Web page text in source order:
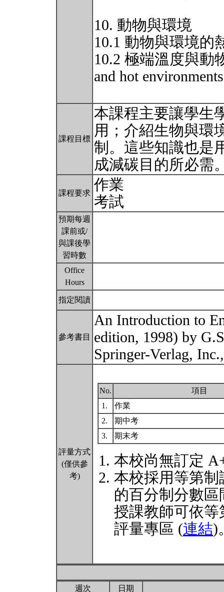
10. 動物與環境
10.1 動物與環境的
10.2 極端溫度與動
and hot
課程目標
本課程主要讓學生
用；介紹生物與環
制。這些知識也是
成減碳目的所必需
課程要求 作業
考試
預期每週
課前或/
與課後學
習時數
Office
Hours
指定閱讀
參考書目
An Introduction to
edition, 1998) by
Springer-Verlag,
評量方式
(僅供參
考)
No.
項目
1.
作業
2.
期中考
3.
期末考
本校尚無訂定
本校採用等第
的百分制分數
授課教師可依
評量專區 (連結)
週次 日期